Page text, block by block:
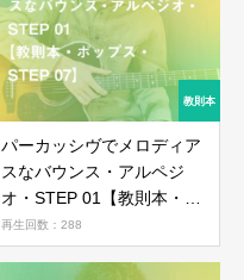
パーカッシヴでメロディア
スなバウンス・アルペジ
オ・STEP 01【教則本・ポ
ップス・STEP 07】
再生回数：288